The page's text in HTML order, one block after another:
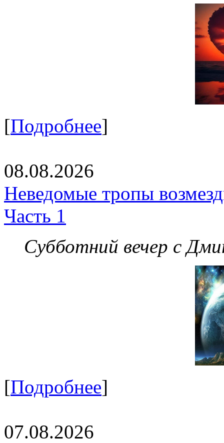
[Подробнее]
08.08.2026
Неведомые тропы
Часть 1
Субботний вечер с
[Подробнее]
07.08.2026